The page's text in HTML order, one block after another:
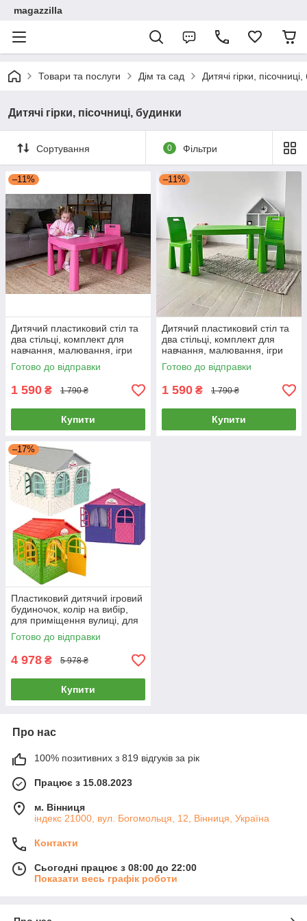
magazzilla
Товари та послуги Дім та сад Дитячі гірки,
Дитячі гірки, пісочниці, будинки
Сортування 0 Фільтри
–11%
Дитячий пластиковий стіл та
два стільці, комплект для
навчання, малювання, ігри
Готово до відправки
1 590 ₴ 1 790 ₴
Купити
–11%
Дитячий пластиковий стіл та
два стільці, комплект для
навчання, малювання, ігри
Готово до відправки
1 590 ₴ 1 790 ₴
Купити
–17%
Пластиковий дитячий ігровий
будиночок, колір на вибір,
для приміщення вулиці, для
дітей
Готово до відправки
4 978 ₴ 5 978 ₴
Купити
Про нас
100% позитивних з 819 відгуків за рік
Працює з 15.08.2023
м. Вінниця
індекс 21000, вул. Богомольця, 12, Вінниця, Україна
Контакти
Сьогодні працює з 08:00 до 22:00
Показати весь графік роботи